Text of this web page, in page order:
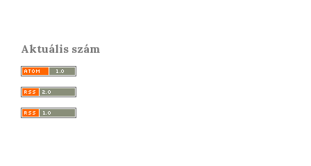
Aktuális szám